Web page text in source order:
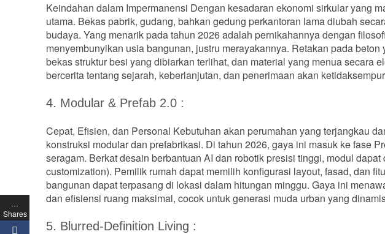
Keindahan dalam Impermanensi Dengan kesadaran ekonomi sirkular yang
utama. Bekas pabrik, gudang, bahkan gedung perkantoran lama diubah
budaya. Yang menarik pada tahun 2026 adalah pernikahannya dengan
menyembunyikan usia bangunan, justru merayakannya. Retakan pada
bekas struktur besi yang dibiarkan terlihat, dan material yang menua secara
bercerita tentang sejarah, keberlanjutan, dan penerimaan akan
4. Modular & Prefab 2.0 :
Cepat, Efisien, dan Personal Kebutuhan akan perumahan yang terjangkau
konstruksi modular dan prefabrikasi. Di tahun 2026, gaya ini masuk ke fase
seragam. Berkat desain berbantuan AI dan robotik presisi tinggi, modul
customization). Pemilik rumah dapat memilih konfigurasi layout, fasad, dan
bangunan dapat terpasang di lokasi dalam hitungan minggu. Gaya ini
dan efisiensi ruang maksimal, cocok untuk generasi muda urban yang
5. Blurred-Definition Living :
…
Shares